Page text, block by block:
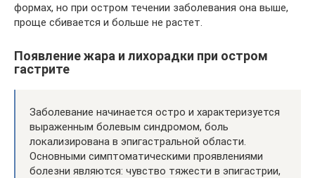
формах, но при остром течении заболевания она выше,
проще сбивается и больше не растет.
Появление жара и лихорадки при остром
гастрите
Заболевание начинается остро и характеризуется
выраженным болевым синдромом, боль
локализирована в эпигастральной области.
Основными симптоматическими проявлениями
болезни являются: чувство тяжести в эпигастрии,